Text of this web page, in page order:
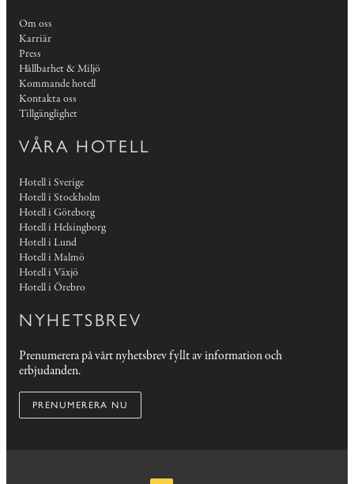
Om oss
Karriär
Press
Hållbarhet & Miljö
Kommande hotell
Kontakta oss
Tillgänglighet
VÅRA HOTELL
Hotell i Sverige
Hotell i Stockholm
Hotell i Göteborg
Hotell i Helsingborg
Hotell i Lund
Hotell i Malmö
Hotell i Växjö
Hotell i Örebro
NYHETSBREV
Prenumerera på vårt nyhetsbrev fyllt av information och
erbjudanden.
PRENUMERERA NU